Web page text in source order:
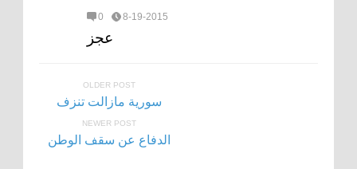
0 8-19-2015
عجز
OLDER POST
سورية مازالت تنزف
NEWER POST
الدفاع عن سقف الوطن